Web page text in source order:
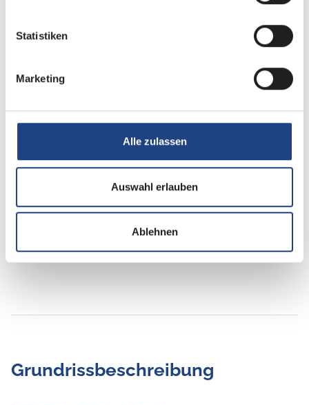
Statistiken
Marketing
Alle zulassen
Auswahl erlauben
Ablehnen
Dusche separat
Lichtsensor
Grundrissbeschreibung